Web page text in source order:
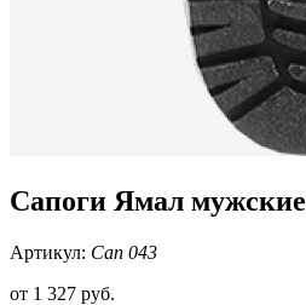
Сапоги Ямал мужские
Артикул: Сап 043
от 1 327 руб.